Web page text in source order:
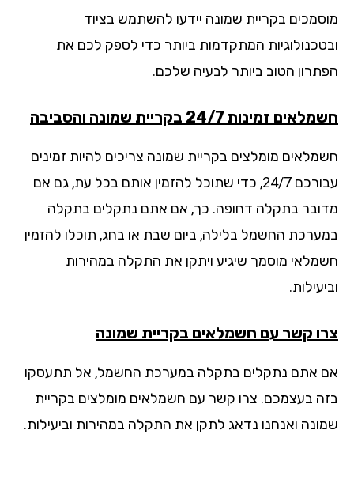
בקריית שמונה יידעו להשתמש בציוד
המתקדמות ביותר כדי לספק לכם את
הטוב ביותר לבעיה שלכם.
זמינות 24/7 בקריית שמונה והסביבה
מומלצים בקריית שמונה צריכים להיות זמינים
עבורכם 24/7, כדי שתוכל להזמין אותם בכל עת, גם אם
בתקלה דחופה. כך, אם אתם נתקלים בתקלה
החשמל בלילה, ביום שבת או בחג, תוכלו להזמין
מוסמך שיגיע ויתקן את התקלה במהירות
קשר עם חשמלאים בקריית שמונה
אתם נתקלים בתקלה במערכת החשמל, אל תתעסקו
בעצמכם. צרו קשר עם חשמלאים מומלצים בקריית
ואנחנו נדאג לתקן את התקלה במהירות וביעילות.